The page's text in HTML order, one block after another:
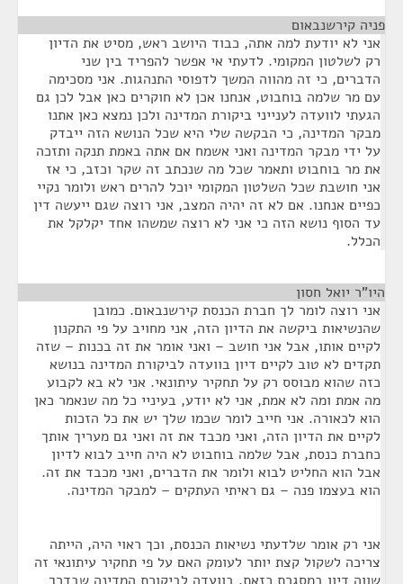
פניה קירשנבאום
אני לא יודעת למה אתה, כבוד היושב ראש, מסיט את הדיון
רק לשלטון המקומי. לדעתי אי אפשר להפריד בין שני
הדברים, כי זה מהווה המשך לדפוסי התנהגות. אני מסכימה
עם מר שלמה בוחבוט, אנחנו אכן לא חוקרים כאן אבל לכן גם
הגעתי לוועדה לענייני ביקורת המדינה ולכן נמצא כאן אתנו
מבקר המדינה, כי הבקשה שלי היא שכל הנושא הזה ייבדק
על ידי מבקר המדינה ואני אשמח אם אתה באמת תנקה ותזכה
את מר בוחבוט ותאמר שכל מה שנכתב זה שקר וכזב, כי אז
אני חושבת שכל השלטון המקומי יוכל להרים ראש ולומר נקיי
כפיים אנחנו. אם לא זה יהיה המצב, אני רוצה שגם ייעשה דין
עד הסוף נושא הזה כי אני לא רוצה שמשהו אחד יקלקל את
הכלל.
היו"ר יואל חסון
אני רוצה לומר לך חברת הכנסת קירשנבאום. כמובן
שהנשיאות ביקשה את הדיון הזה, אני מחויב על פי התקנון
לקיים אותו, אבל אני חושב – ואני אומר את זה בכנות – שזה
תקדים לא טוב לקיים דיון בוועדה לביקורת המדינה בנושא
כזה שהוא מבוסס רק על תחקיר עיתונאי. אני לא בא לקבוע
מה אמת ומה לא אמת, אני לא יודע, בעיניי כל מה שנאמר כאן
הוא לכאורה. אני חייב לומר שכמו שלך יש את כל הזכות
לקיים את הדיון הזה, ואני מכבד את זה ואני גם מעריך אותך
כחברת כנסת, אבל שלמה בוחבוט לא היה חייב לבוא לדיון
אבל הוא החליט לבוא ולומר את הדברים, ואני מכבד את זה.
הוא בעצמו פנה – גם ראיתי העתקים – למבקר המדינה.
אני רק אומר שלדעתי נשיאות הכנסת, וכך ראוי היה, הייתה
צריכה לשקול קצת יותר לעומק האם על פי תחקיר עיתונאי זה